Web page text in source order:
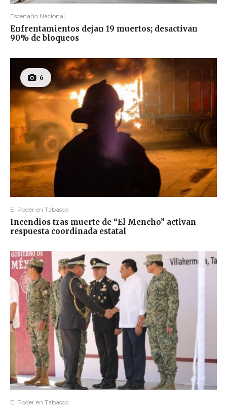
Escenario Nacional
Enfrentamientos dejan 19 muertos; desactivan
90% de bloqueos
6
El Poder en Tabasco
Incendios tras muerte de “El Mencho” activan
respuesta coordinada estatal
El Poder en Tabasco